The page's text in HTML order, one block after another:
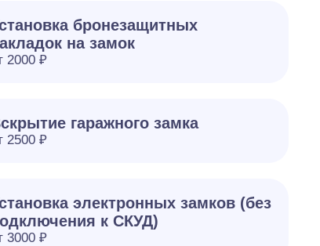
бронезащитных
на замок
2000 ₽
гаражного замка
2500 ₽
электронных замков (без
к СКУД)
3000 ₽